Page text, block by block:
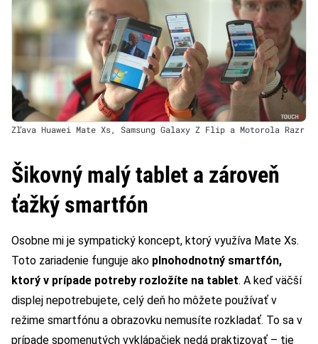
Zľava Huawei Mate Xs, Samsung Galaxy Z Flip a Motorola Razr
Šikovný malý tablet a zároveň
ťažký smartfón
Osobne mi je sympatický koncept, ktorý využíva Mate Xs.
Toto zariadenie funguje ako plnohodnotný smartfón,
ktorý v prípade potreby rozložíte na tablet. A keď väčší
displej nepotrebujete, celý deň ho môžete používať v
režime smartfónu a obrazovku nemusíte rozkladať. To sa v
prípade spomenutých vyklápačiek nedá praktizovať – tie